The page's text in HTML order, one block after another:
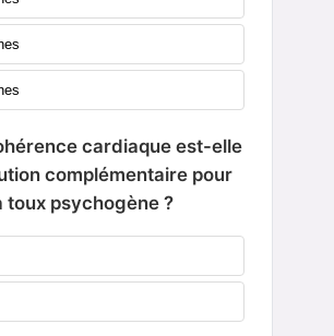
cardiaque est-elle
complémentaire pour
toux psychogène ?